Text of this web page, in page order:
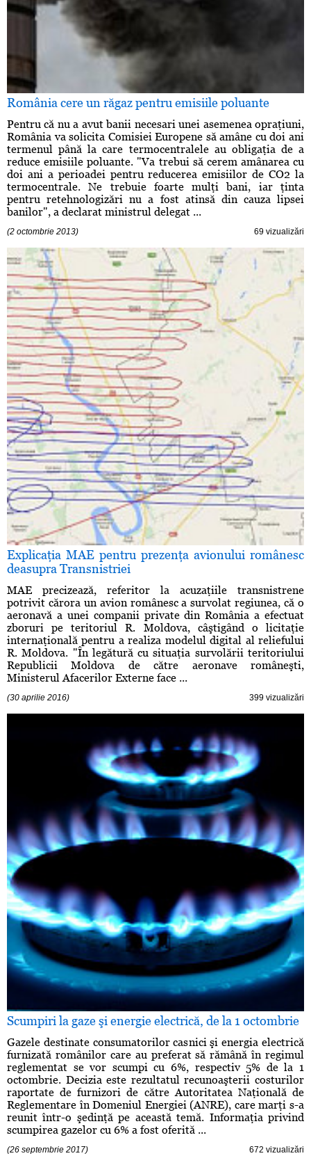
România cere un răgaz pentru emisiile poluante
Pentru că nu a avut banii necesari unei asemenea opraţiuni,
România va solicita Comisiei Europene să amâne cu doi ani
termenul până la care termocentralele au obligaţia de a
reduce emisiile poluante. "Va trebui să cerem amânarea cu
doi ani a perioadei pentru reducerea emisiilor de CO2 la
termocentrale. Ne trebuie foarte mulţi bani, iar ţinta
pentru retehnologizări nu a fost atinsă din cauza lipsei
banilor", a declarat ministrul delegat ...
(2 octombrie 2013) 69 vizualizări
Explicaţia MAE pentru prezenţa avionului românesc
deasupra Transnistriei
MAE precizează, referitor la acuzaţiile transnistrene
potrivit cărora un avion românesc a survolat regiunea, că o
aeronavă a unei companii private din România a efectuat
zboruri pe teritoriul R. Moldova, câştigând o licitaţie
internaţională pentru a realiza modelul digital al reliefului
R. Moldova. "În legătură cu situaţia survolării teritoriului
Republicii Moldova de către aeronave româneşti,
Ministerul Afacerilor Externe face ...
(30 aprilie 2016) 399 vizualizări
Scumpiri la gaze şi energie electrică, de la 1 octombrie
Gazele destinate consumatorilor casnici şi energia electrică
furnizată românilor care au preferat să rămână în regimul
reglementat se vor scumpi cu 6%, respectiv 5% de la 1
octombrie. Decizia este rezultatul recunoaşterii costurilor
raportate de furnizori de către Autoritatea Naţională de
Reglementare în Domeniul Energiei (ANRE), care marţi s-a
reunit într-o şedinţă pe această temă. Informaţia privind
scumpirea gazelor cu 6% a fost oferită ...
(26 septembrie 2017) 672 vizualizări